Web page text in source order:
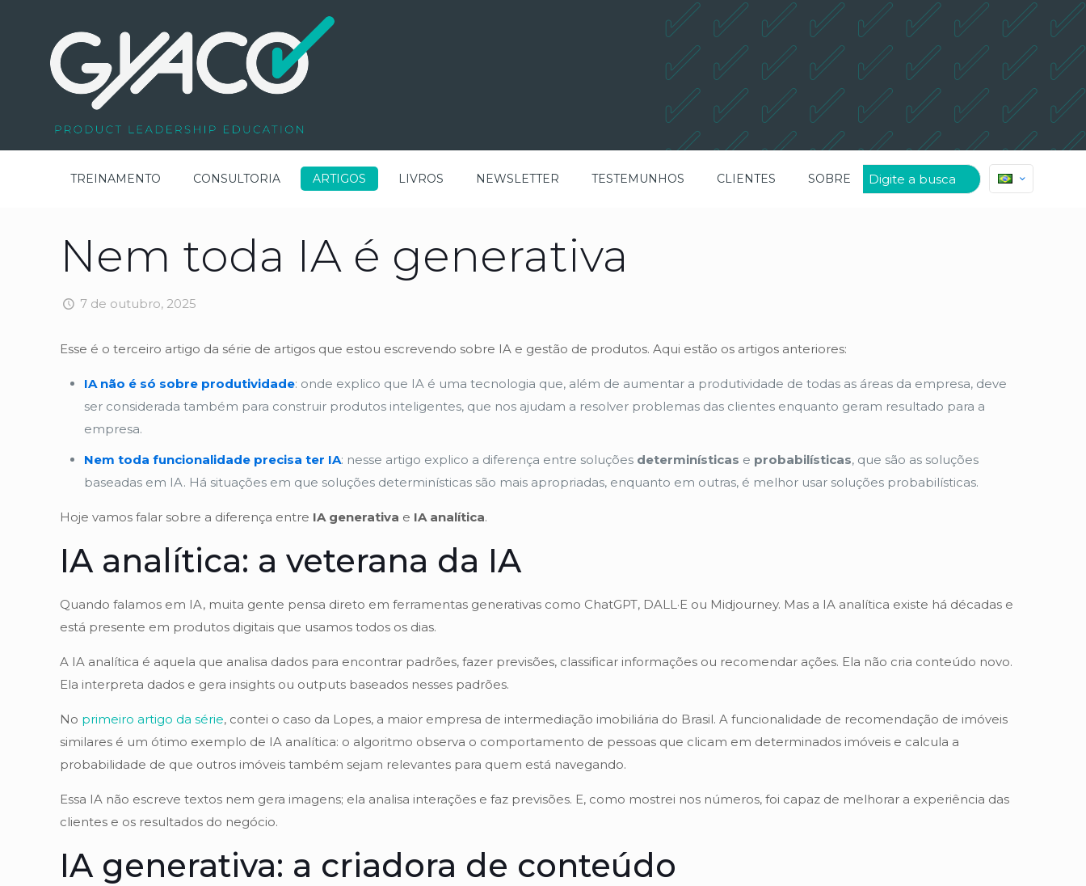
TREINAMENTO CONSULTORIA ARTIGOS LIVROS NEWSLETTER TESTEMUNHOS CLIENTES SOBRE
Nem toda IA é generativa
7 de outubro, 2025
Esse é o terceiro artigo da série de artigos que estou escrevendo sobre IA e gestão de produtos. Aqui estão os artigos anteriores:
IA não é só sobre produtividade: onde explico que IA é uma tecnologia que, além de aumentar a produtividade de todas as áreas da empresa, deve
ser considerada também para construir produtos inteligentes, que nos ajudam a resolver problemas das clientes enquanto geram resultado para a
empresa.
Nem toda funcionalidade precisa ter IA: nesse artigo explico a diferença entre soluções determinísticas e probabilísticas, que são as soluções
baseadas em IA. Há situações em que soluções determinísticas são mais apropriadas, enquanto em outras, é melhor usar soluções probabilísticas.
Hoje vamos falar sobre a diferença entre IA generativa e IA analítica.
IA analítica: a veterana da IA
Quando falamos em IA, muita gente pensa direto em ferramentas generativas como ChatGPT, DALL·E ou Midjourney. Mas a IA analítica existe há décadas e
está presente em produtos digitais que usamos todos os dias.
A IA analítica é aquela que analisa dados para encontrar padrões, fazer previsões, classificar informações ou recomendar ações. Ela não cria conteúdo novo.
Ela interpreta dados e gera insights ou outputs baseados nesses padrões.
No primeiro artigo da série, contei o caso da Lopes, a maior empresa de intermediação imobiliária do Brasil. A funcionalidade de recomendação de imóveis
similares é um ótimo exemplo de IA analítica: o algoritmo observa o comportamento de pessoas que clicam em determinados imóveis e calcula a
probabilidade de que outros imóveis também sejam relevantes para quem está navegando.
Essa IA não escreve textos nem gera imagens; ela analisa interações e faz previsões. E, como mostrei nos números, foi capaz de melhorar a experiência das
clientes e os resultados do negócio.
IA generativa: a criadora de conteúdo